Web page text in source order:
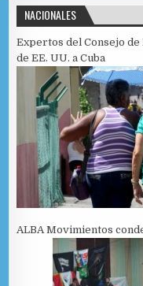
NACIONALES
Expertos del Consejo
de EE. UU. a Cuba
ALBA Movimientos